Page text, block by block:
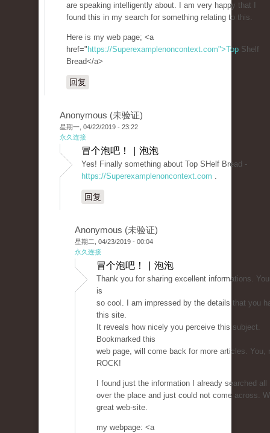
are speaking intelligently about. I am very happy that I
found this in my search for something relating to this.
Here is my web page; <a
href=" https://Superexamplenoncontext.com">Top Shelf
Bread</a>
回复
Anonymous (未验证)
星期一, 04/22/2019 - 23:22
永久连接
冒个泡吧！ | 泡泡
Yes! Finally something about Top SHelf Bread -
https://Superexamplenoncontext.com .
回复
Anonymous (未验证)
星期二, 04/23/2019 - 00:04
永久连接
冒个泡吧！ | 泡泡
Thank you for sharing excellent informations.
is
so cool. I am impressed by the details that you
this site.
It reveals how nicely you perceive this subject.
Bookmarked this
web page, will come back for more articles. You,
ROCK!
I found just the information I already searched all
over the place and just could not come across.
great web-site.
my webpage: <a